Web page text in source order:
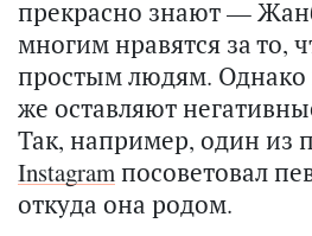
прекрасно знают —
многим нравятся за то,
простым людям. Однако
же оставляют
Так, например, один из
Instagramпосоветовал
откуда она родом.